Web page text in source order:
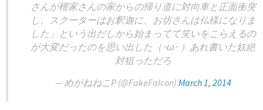
さんが檀家さんの家からの帰り道に対向車と正面衝突
し、スクーターはお釈迦に、お坊さんは仏様になりま
した」という出だしから始まってて笑いをこらえるの
が大変だったのを思い出した（･ω･ ）あれ書いた奴絶
対狙っただろ
— めがねねこP (@FakeFalcon) March 1, 2014